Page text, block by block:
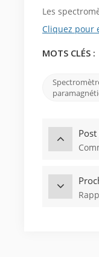
Les
Cliquez pour
MOTS CLÉS :